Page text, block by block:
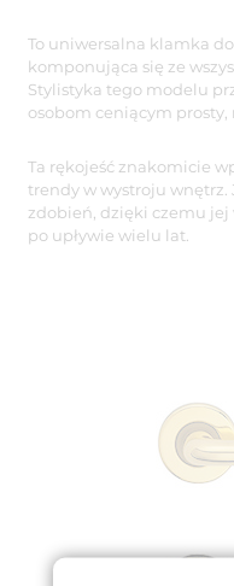
To uniwersalna klamka
komponująca się ze
Stylistyka tego modelu
osobom ceniącym
Ta rękojeść znakomicie
trendy w wystroju
zdobień, dzięki czemu
po upływie wielu lat.